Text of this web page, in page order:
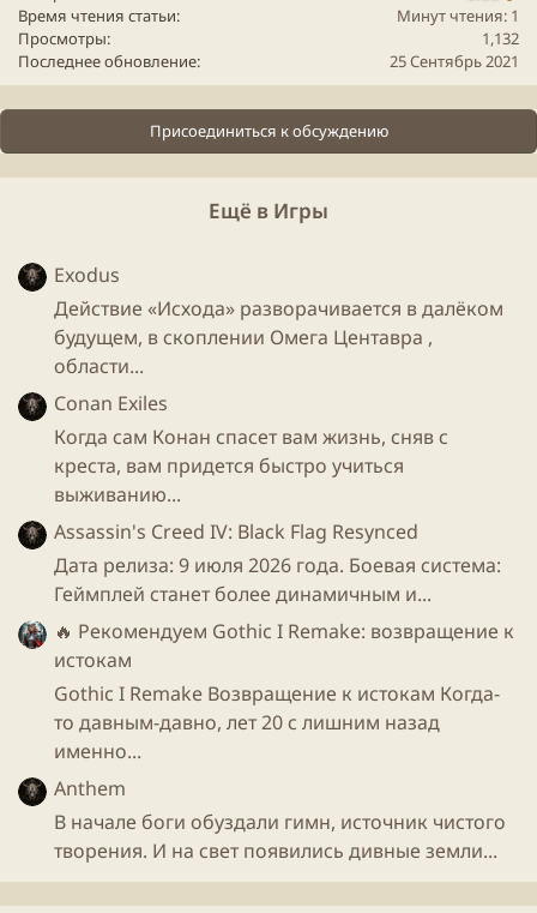
Дляигрыпридумали новый жанр TMO - Tiny
(крохотная
контент, но без углубления в
Выходигрынесколько раз переносили в течении
2020-2021годах, что я даже устал считать сколько
раз, но вроде бы собрались выпуститьранний
доступ11 октября, при этом предупреждая о том,
игране полностью готова и в ней могут быть
баги и отсутствие контента.
геймплей:
youtube" data-media-key="O30gZZLCq4Y" >
Время чтения статьи
Минут чтения: 1
Просмотры
1,132
Последнее обновление
25 Сентябрь 2021
Присоединиться к обсуждению
Ещё в Игры
Exodus
Действие «Исхода» разворачивается в далёком
будущем, в скоплении Омега Центавра ,
области...
Conan Exiles
Когда сам Конан спасет вам жизнь, сняв с
креста, вам придется быстро учиться
выживанию...
Assassin's Creed IV: Black Flag Resynced
Дата релиза: 9 июля 2026 года. Боевая система:
Геймплей станет более динамичным и...
🔥 Рекомендуем Gothic I Remake: возвращение к
истокам
Gothic I Remake Возвращение к истокам Когда-
то давным-давно, лет 20 с лишним назад
именно...
Anthem
В начале боги обуздали гимн, источник чистого
творения. И на свет появились дивные земли...